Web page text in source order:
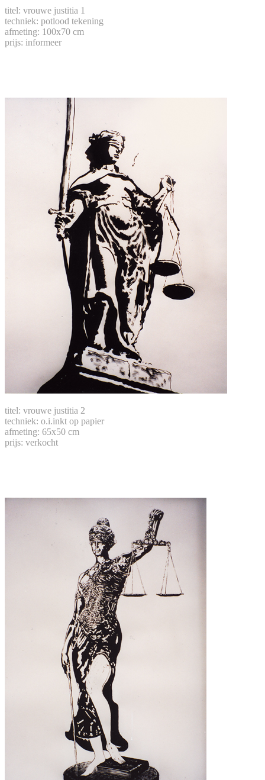
titel: vrouwe justitia 1
techniek: potlood tekening
afmeting: 100x70 cm
prijs: informeer
titel: vrouwe justitia 2
techniek: o.i.inkt op papier
afmeting: 65x50 cm
prijs: verkocht